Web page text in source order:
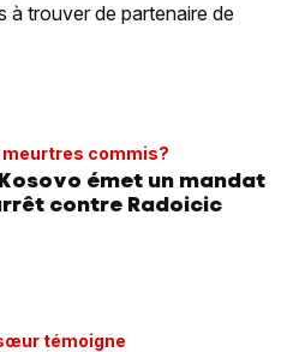
à trouver de partenaire de
meurtres commis?
émet un mandat
contre Radoicic
témoigne